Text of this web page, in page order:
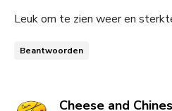
Leuk om te zien weer en
Beantwoorden
Cheese and